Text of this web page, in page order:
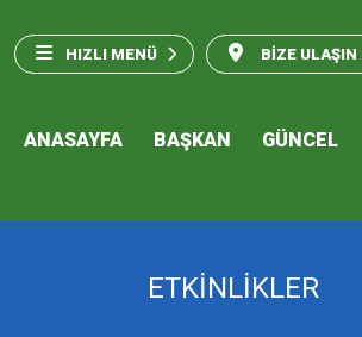
HIZLI MENÜ BİZE ULAŞIN
ANASAYFA BAŞKAN GÜNCEL
ETKİNLİKLER